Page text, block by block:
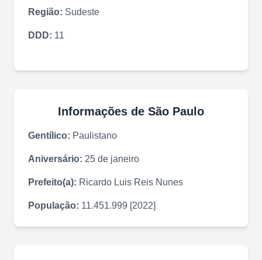
Região: Sudeste
DDD: 11
Informações de São Paulo
Gentílico: Paulistano
Aniversário: 25 de janeiro
Prefeito(a): Ricardo Luis Reis Nunes
População: 11.451.999 [2022]